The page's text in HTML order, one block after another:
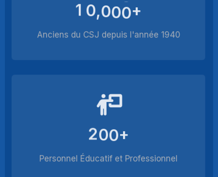
1 0,000+
Anciens du CSJ depuis l'année 1940
200+
Personnel Éducatif et Professionnel